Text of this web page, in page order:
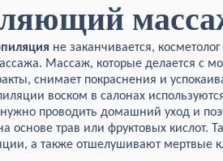
не заканчивается,
Массаж, которые делается с
снимает покраснения и
воском в салонах
проводить домашний уход и
основе трав или фруктовых кислот.
а также отшелушивают мертвые